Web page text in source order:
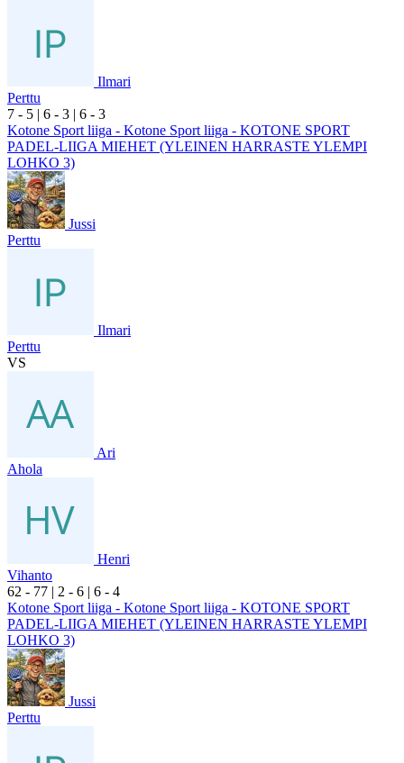
Ilmari
Perttu
7 - 5 | 6 - 3 | 6 - 3
Kotone Sport liiga - Kotone Sport liiga - KOTONE SPORT
PADEL-LIIGA MIEHET (YLEINEN HARRASTE YLEMPI
LOHKO 3)
Jussi
Perttu
Ilmari
Perttu
VS
Ari
Ahola
Henri
Vihanto
62 - 77 | 2 - 6 | 6 - 4
Kotone Sport liiga - Kotone Sport liiga - KOTONE SPORT
PADEL-LIIGA MIEHET (YLEINEN HARRASTE YLEMPI
LOHKO 3)
Jussi
Perttu